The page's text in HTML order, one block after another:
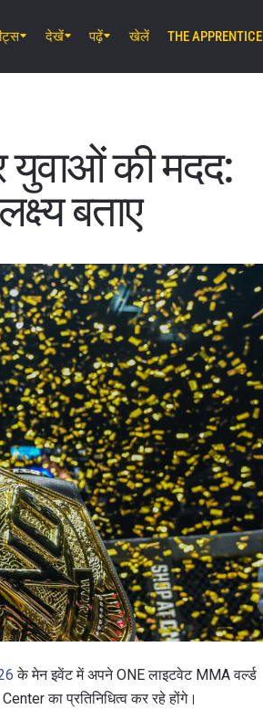
इबारा वेव एरीना ओटा, टोक्यो
ONE SAMURAI 2
देखें पढ़ें खेलें THE APPRENTICE
युवाओं की मदद:
बताए
के मेन इवेंट में अपने ONE लाइटवेट MMA वर्ल्ड
का प्रतिनिधित्व कर रहे होंगे।